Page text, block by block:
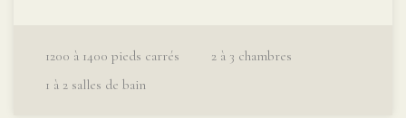
1200 à 1400 pieds carrés 2 à 3 chambres
1 à 2 salles de bain